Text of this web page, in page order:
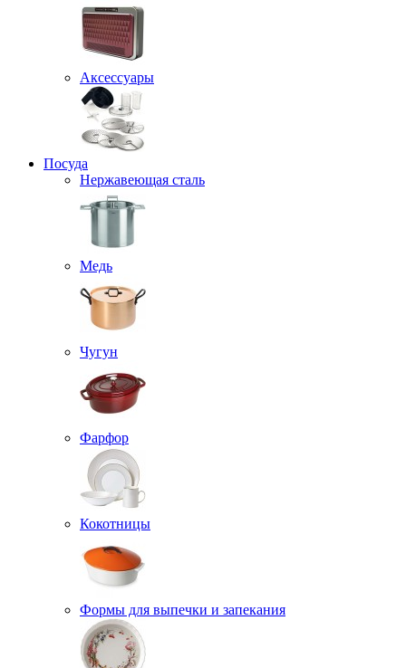
Аксессуары
Посуда
Нержавеющая сталь
Медь
Чугун
Фарфор
Кокотницы
Формы для выпечки и запекания